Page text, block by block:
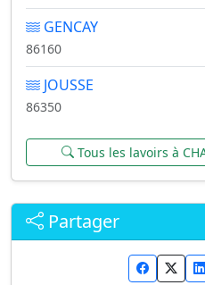
GENCAY
86160
JOUSSE
86350
Tous les lavoirs à
Partager